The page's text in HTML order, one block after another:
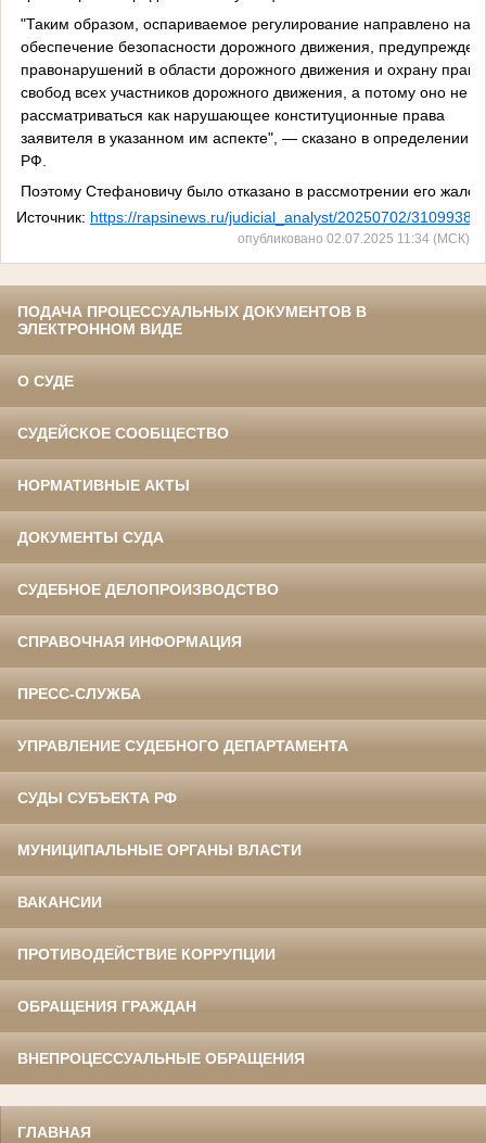
"Таким образом, оспариваемое регулирование направлено на
обеспечение безопасности дорожного движения,
правонарушений в области дорожного движения и охрану прав
свобод всех участников дорожного движения, а потому оно не
рассматриваться как нарушающее конституционные права
заявителя в указанном им аспекте", — сказано в определении
РФ.
Поэтому Стефановичу было отказано в рассмотрении его
Источник: https://rapsinews.ru/judicial_analyst/20250702/
опубликовано 02.07.2025 11:34 (МСК)
ПОДАЧА ПРОЦЕССУАЛЬНЫХ ДОКУМЕНТОВ В
ЭЛЕКТРОННОМ ВИДЕ
О СУДЕ
СУДЕЙСКОЕ СООБЩЕСТВО
НОРМАТИВНЫЕ АКТЫ
ДОКУМЕНТЫ СУДА
СУДЕБНОЕ ДЕЛОПРОИЗВОДСТВО
СПРАВОЧНАЯ ИНФОРМАЦИЯ
ПРЕСС-СЛУЖБА
УПРАВЛЕНИЕ СУДЕБНОГО ДЕПАРТАМЕНТА
СУДЫ СУБЪЕКТА РФ
МУНИЦИПАЛЬНЫЕ ОРГАНЫ ВЛАСТИ
ВАКАНСИИ
ПРОТИВОДЕЙСТВИЕ КОРРУПЦИИ
ОБРАЩЕНИЯ ГРАЖДАН
ВНЕПРОЦЕССУАЛЬНЫЕ ОБРАЩЕНИЯ
ГЛАВНАЯ